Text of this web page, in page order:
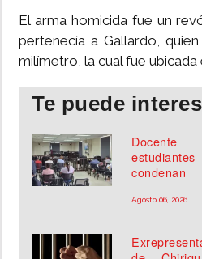
El arma homicida fue un
pertenecía a Gallardo,
milímetro, la cual fue ubicada
Te puede
condenan
Agosto 06, 2026